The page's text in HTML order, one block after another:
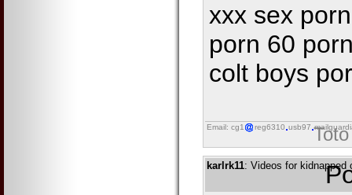
xxx sex
porn 60
colt boys
Email: cg1 reg6310 usb97
karlrk11: Videos for kidnapped